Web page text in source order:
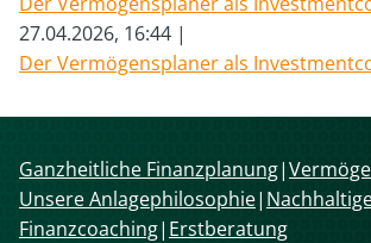
27.04.2026, 16:44
Der Vermögensplaner als
Navigation
überspringen
Ganzheitliche Finanzplanung
Unsere Anlagephilosophie
Finanzcoaching Erstberatung